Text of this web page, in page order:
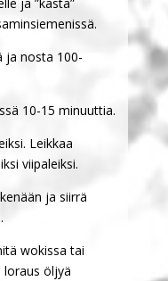
ja nosta 100-
10-15 minuuttia.
Leikkaa
viipaleiksi.
ja siirrä
wokissa tai
loraus öljyä